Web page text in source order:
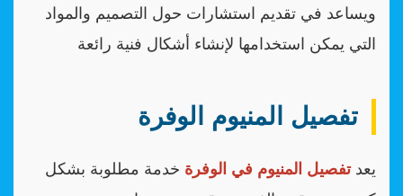
ويساعد في تقديم استشارات حول التصميم والمواد
التي يمكن استخدامها لإنشاء أشكال فنية رائعة
تفصيل المنيوم الوفرة
يعدتفصيل المنيوم في الوفرة خدمة مطلوبة بشكل